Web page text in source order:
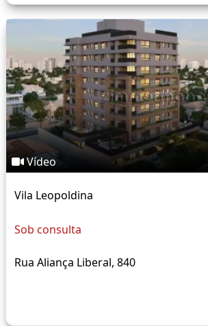
Vídeo
Vila Leopoldina
Sob consulta
Rua Aliança Liberal, 840